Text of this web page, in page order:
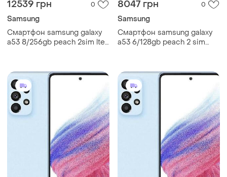
12539 грн 0
Samsung
Смартфон samsung galaxy
a53 8/256gb peach 2sim lte
8047 грн 0
Samsung
Смартфон samsung galaxy
a53 6/128gb peach 2 sim